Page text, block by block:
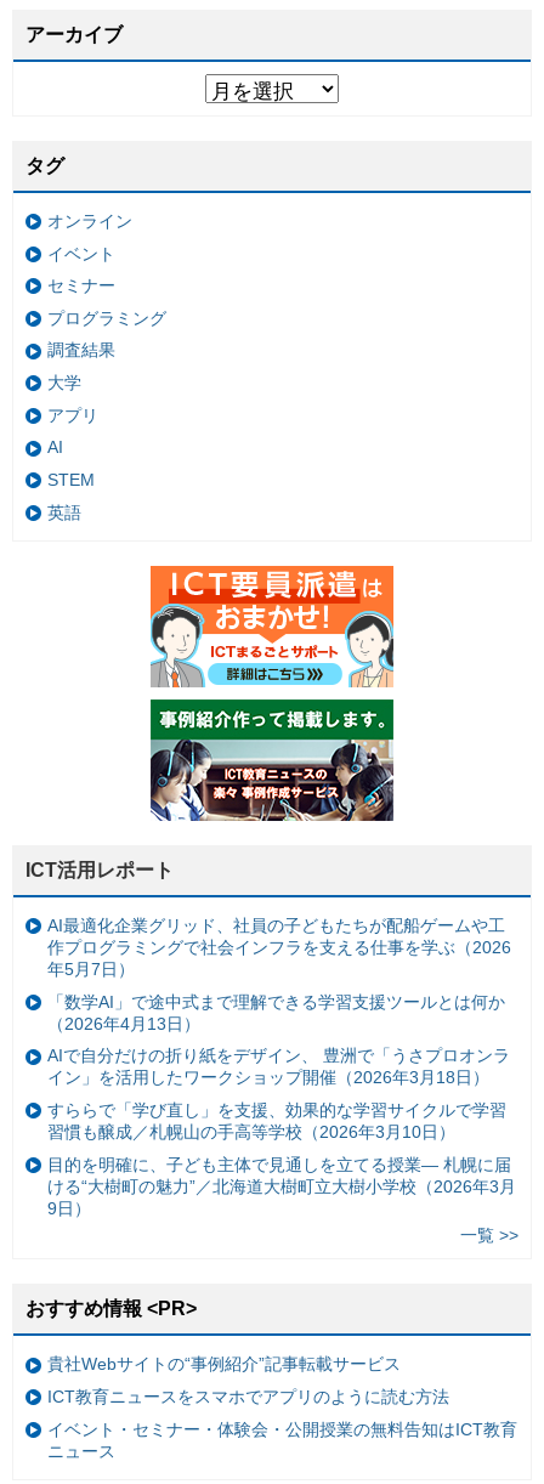
アーカイブ
タグ
オンライン
イベント
セミナー
プログラミング
調査結果
大学
アプリ
AI
STEM
英語
ICT活用レポート
AI最適化企業グリッド、社員の子どもたちが配船ゲームや工
作プログラミングで社会インフラを支える仕事を学ぶ（2026
年5月7日）
「数学AI」で途中式まで理解できる学習支援ツールとは何か
（2026年4月13日）
AIで自分だけの折り紙をデザイン、 豊洲で「うさプロオンラ
イン」を活用したワークショップ開催（2026年3月18日）
すららで「学び直し」を支援、効果的な学習サイクルで学習
習慣も醸成／札幌山の手高等学校（2026年3月10日）
目的を明確に、子ども主体で見通しを立てる授業— 札幌に届
ける“大樹町の魅力”／北海道大樹町立大樹小学校（2026年3月
9日）
一覧 >>
おすすめ情報 <PR>
貴社Webサイトの“事例紹介”記事転載サービス
ICT教育ニュースをスマホでアプリのように読む方法
イベント・セミナー・体験会・公開授業の無料告知はICT教育
ニュース